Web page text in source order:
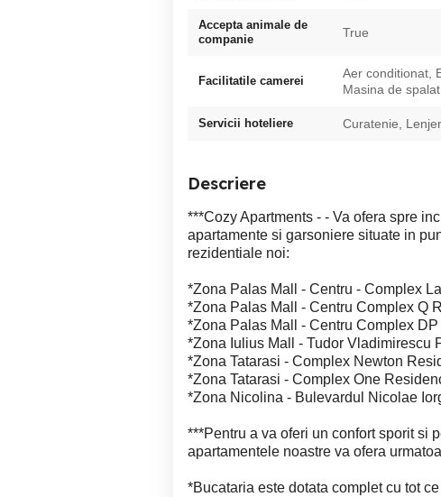
Accepta animale de
companie
True
Facilitatile camerei
Aer conditionat,
Masina de
Servicii hoteliere Curatenie,
Descriere
***Cozy Apartments - - Va ofera spre
apartamente si garsoniere situate in
rezidentiale noi:
*Zona Palas Mall - Centru - Complex
*Zona Palas Mall - Centru Complex Q
*Zona Palas Mall - Centru Complex
*Zona Iulius Mall - Tudor Vladimirescu
*Zona Tatarasi - Complex Newton
*Zona Tatarasi - Complex One
*Zona Nicolina - Bulevardul Nicolae
***Pentru a va oferi un confort sporit si
apartamentele noastre va ofera
*Bucataria este dotata complet cu tot